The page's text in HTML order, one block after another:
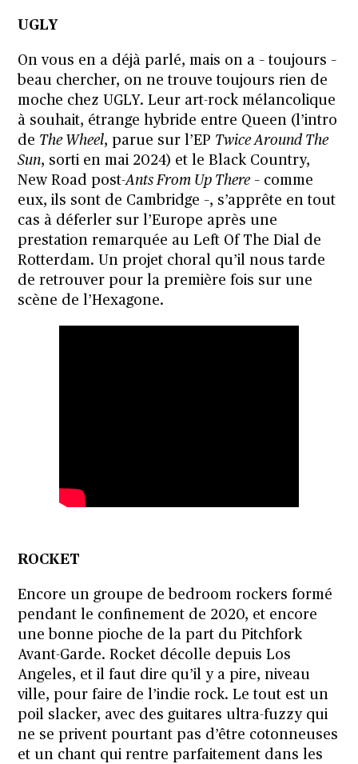
UGLY
On vous en a déjà parlé, mais on a – toujours –
beau chercher, on ne trouve toujours rien de
moche chez UGLY. Leur art-rock mélancolique
à souhait, étrange hybride entre Queen (l’intro
de The Wheel, parue sur l’EP Twice Around The
Sun, sorti en mai 2024) et le Black Country,
New Road post-Ants From Up There– comme
eux, ils sont de Cambridge –, s’apprête en tout
cas à déferler sur l’Europe après une
prestation remarquée au Left Of The Dial de
Rotterdam. Un projet choral qu’il nous tarde
de retrouver pour la première fois sur une
scène de l’Hexagone.
ROCKET
Encore un groupe de bedroom rockers formé
pendant le confinement de 2020, et encore
une bonne pioche de la part du Pitchfork
Avant-Garde. Rocket décolle depuis Los
Angeles, et il faut dire qu’il y a pire, niveau
ville, pour faire de l’indie rock. Le tout est un
poil slacker, avec des guitares ultra-fuzzy qui
ne se privent pourtant pas d’être cotonneuses
et un chant qui rentre parfaitement dans les